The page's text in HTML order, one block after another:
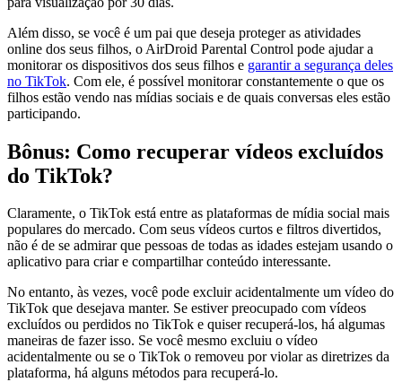
Além disso, se você é um pai que deseja proteger as atividades
online dos seus filhos, o AirDroid Parental Control pode ajudar a
monitorar os dispositivos dos seus filhos e garantir a segurança deles
no TikTok. Com ele, é possível monitorar constantemente o que os
filhos estão vendo nas mídias sociais e de quais conversas eles estão
participando.
Bônus: Como recuperar vídeos excluídos
do TikTok?
Claramente, o TikTok está entre as plataformas de mídia social mais
populares do mercado. Com seus vídeos curtos e filtros divertidos,
não é de se admirar que pessoas de todas as idades estejam usando o
aplicativo para criar e compartilhar conteúdo interessante.
No entanto, às vezes, você pode excluir acidentalmente um vídeo do
TikTok que desejava manter. Se estiver preocupado com vídeos
excluídos ou perdidos no TikTok e quiser recuperá-los, há algumas
maneiras de fazer isso. Se você mesmo excluiu o vídeo
acidentalmente ou se o TikTok o removeu por violar as diretrizes da
plataforma, há alguns métodos para recuperá-lo.